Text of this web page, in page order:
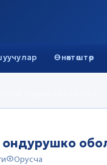
Өнөктөштөр
Орусча